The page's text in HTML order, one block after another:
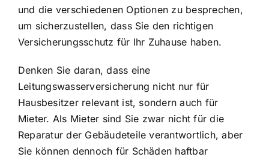
und die verschiedenen Optionen zu besprechen,
um sicherzustellen, dass Sie den richtigen
Versicherungsschutz für Ihr Zuhause haben.
Denken Sie daran, dass eine
Leitungswasserversicherung nicht nur für
Hausbesitzer relevant ist, sondern auch für
Mieter. Als Mieter sind Sie zwar nicht für die
Reparatur der Gebäudeteile verantwortlich, aber
Sie können dennoch für Schäden haftbar